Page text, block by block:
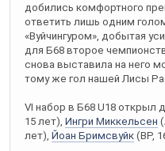
добились комфортного
ответить лишь одним
«Вуйчингуром», добытая
для Б68 второе
снова выставила на него
тому же гол нашей Лисы
VI набор в Б68 U18 открыл
15 лет), Ингри Миккельсен
лет), Йоан Бримсвуйк (ВР,